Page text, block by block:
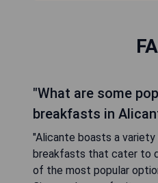
"What are some
breakfasts in
"Alicante boasts a
breakfasts that cater to
of the most popular